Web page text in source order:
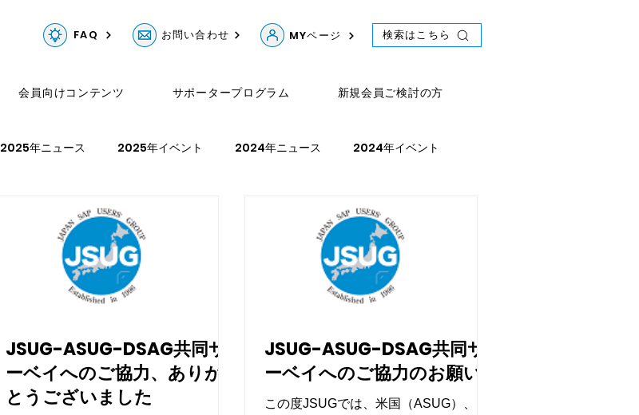
FAQ お問い合わせ MYページ 検索はこちら
会員向けコンテンツ サポータープログラム 新規会員ご検討の方
2025年ニュース 2025年イベント 2024年ニュース 2024年イベント
2022年イベント 2021年スケジュール
JSUG-ASUG-DSAG共同サ
ーベイへのご協力、ありが
とうございました
JSUG-ASUG-DSAG共同サ
ーベイへのご協力のお願い
この度JSUGでは、米国（ASUG）、ド